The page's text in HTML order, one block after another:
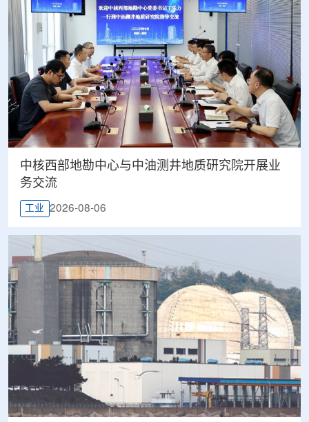
中核西部地勘中心与中油测井地质研究院开展业
务交流
工业 2026-08-06